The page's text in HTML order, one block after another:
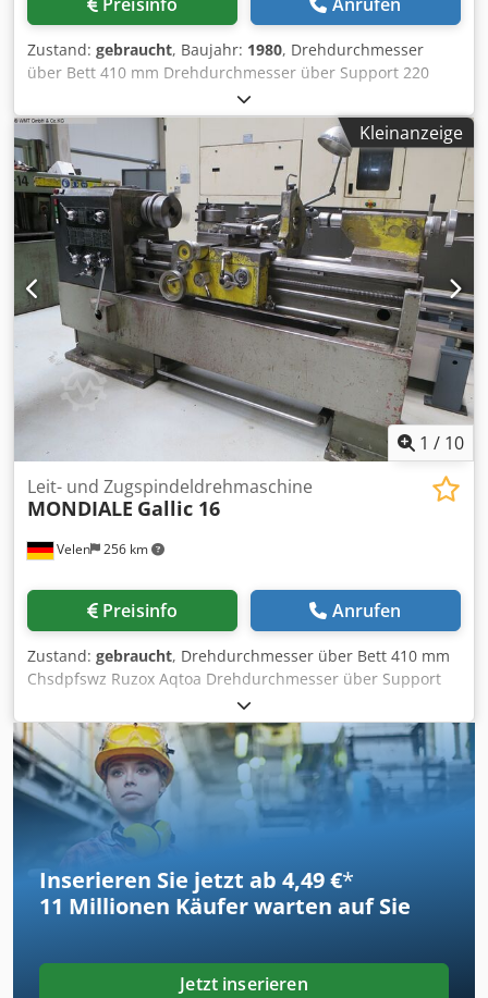
Zustand: gebraucht, Baujahr: 1980, Drehdurchmesser
über Bett 410 mm Drehdurchmesser über Support 220
mm Drehlänge 1000 mm Spitzenhöhe 205 mm
Spindelbohrung 46 mm Spindeldrehzahlen 40 - 2000
U/min Gesamtleistungsbedarf 22,0 kW Maschinengewicht
ca. 1,8 t Raumbedarf ca. 2,42 x 1,3 x 1,55 mm Cedpfx Aqoyt
R Iwotjha Drehmaschinen mit: - Kopiereinrichtung -
Forkardt 3-Backenfutter F250 - Multifix-Stahlhalter -
Kühlmittelanlage - Maschinenleuchte - Futterschutz -
Spänewanne - Späneschutzwand - Fußbremse
Kleinanzeige
1 / 10
Velen 256 km
Leit- und Zugspindeldrehmaschine
MONDIALE Gallic 16
Preisinfo Anrufen
Zustand: gebraucht, Drehdurchmesser über Bett 410 mm
Chsdpfswz Ruzox Aqtoa Drehdurchmesser über Support
260 mm Drehlänge 1000 mm Drehzahl 40 - 2000 U/min
Spitzenhöhe 205 mm Spindelbohrung 50 mm
Gesamtleistungsbedarf 4,5 KW Maschinengewicht ca. 1,6 t
Raumbedarf ca. 2,4 x 1,3 x 1,5 m Leit- und
Zugspindeldrehmaschin - mit Kopiereinrichtung - 3-
Backenfutter 200mm - 2 Stk. Mutifix-Schnellwechsel-
Stahlhalter - Mitlaufende Körnerspitze - Maschinenleuchte
Inserieren Sie jetzt ab 4,49 €*
11 Millionen Käufer warten auf Sie
Jetzt inserieren